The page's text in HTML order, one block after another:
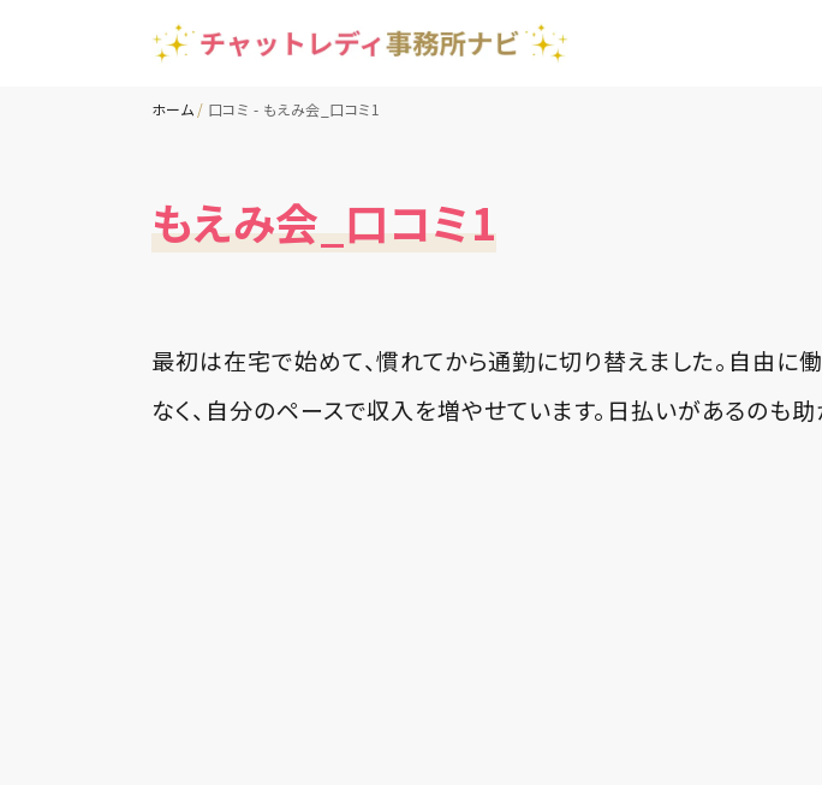
ホーム 口コミ - もえみ会_口コミ1
もえみ会_口コミ1
最初は在宅で始めて、慣れてから通勤に切り替えました。自由に
なく、自分のペースで収入を増やせています。日払いがあるのも助